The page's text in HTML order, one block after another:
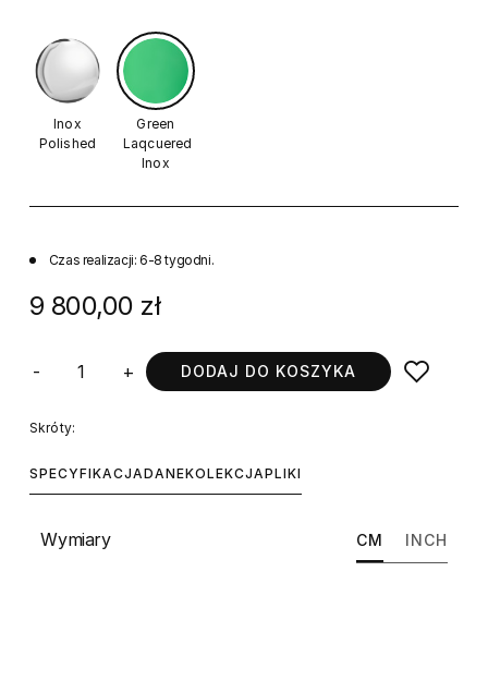
Inox
Polished
Green
Laqcuered
Inox
Czas realizacji: 6-8 tygodni.
9 800,00 zł
- + DODAJ DO KOSZYKA
Skróty:
SPECYFIKACJADANEKOLEKCJAPLIKI
Wymiary CM INCH